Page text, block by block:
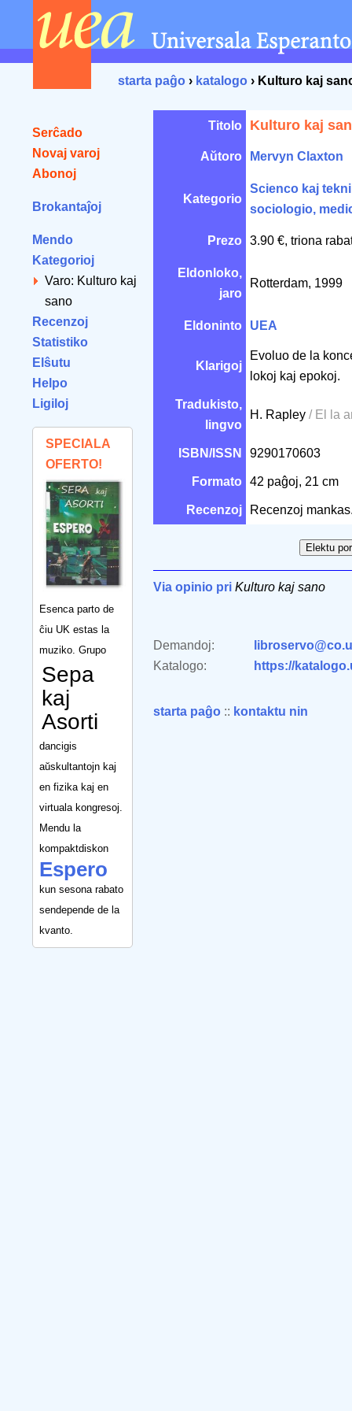
starta paĝo › katalogo › Kulturo kaj
Serĉado
Novaj varoj
Abonoj
Brokantaĵoj
Mendo
Kategorioj
Varo: Kulturo kaj
sano
Recenzoj
Statistiko
Elŝutu
Helpo
Ligiloj
SPECIALA
OFERTO!
Esenca parto de
ĉiu UK estas la
muziko. Grupo
Sepa
kaj
Asorti
dancigis
aŭskultantojn kaj
en fizika kaj en
virtuala kongresoj.
Mendu la
kompaktdiskon
Espero
kun sesona rabato
sendepende de la
kvanto.
Titolo Kulturo kaj
Aŭtoro Mervyn Claxton
Kategorio
Scienco kaj
sociologio,
Prezo 3.90 €, triona
Eldonloko,
jaro
Rotterdam, 1999
Eldoninto UEA
Klarigoj
Evoluo de la
lokoj kaj epokoj.
Tradukisto,
lingvo
H. Rapley / El la
ISBN/ISSN 9290170603
Formato 42 paĝoj, 21 cm
Recenzoj Recenzoj
Via opinio pri Kulturo kaj sano
Demandoj:
Katalogo:
https://
starta paĝo :: kontaktu nin